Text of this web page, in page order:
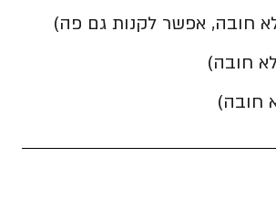
חובה, אפשר לקנות גם פה)
חובה)
חובה)